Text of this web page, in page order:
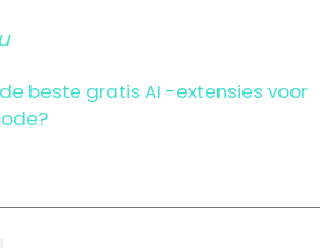
beste gratis AI -extensies voor